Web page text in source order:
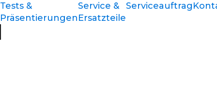
Tests &
Präsentierungen
Service &
Ersatzteile
Serviceauftrag